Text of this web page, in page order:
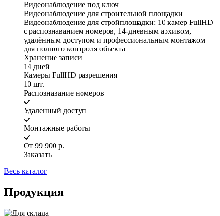
Видеонаблюдение под ключ
Видеонаблюдение для строительной площадки
Видеонаблюдение для стройплощадки: 10 камер FullHD
с распознаванием номеров, 14-дневным архивом,
удалённым доступом и профессиональным монтажом
для полного контроля объекта
Хранение записи
14 дней
Камеры FullHD разрешения
10 шт.
Распознавание номеров
Удаленный доступ
Монтажные работы
От 99 900 р.
Заказать
Весь каталог
Продукция